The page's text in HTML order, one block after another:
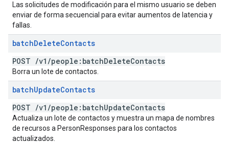
Las solicitudes de modificación para el mismo usuario se deben
enviar de forma secuencial para evitar aumentos de latencia y
fallas.
batchDeleteContacts
POST /v1 /people:batchDeleteContacts
Borra un lote de contactos.
batchUpdateContacts
POST /v1 /people:batchUpdateContacts
Actualiza un lote de contactos y muestra un mapa de nombres
de recursos a PersonResponses para los contactos
actualizados.